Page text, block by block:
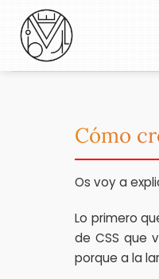
Saltar
contenido
Cómo
Os voy a
Lo primero
de CSS que
porque a la